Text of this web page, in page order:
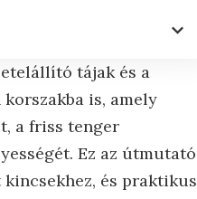
tájak és a
is, amely
a friss tenger
Ez az útmutató
és praktikus